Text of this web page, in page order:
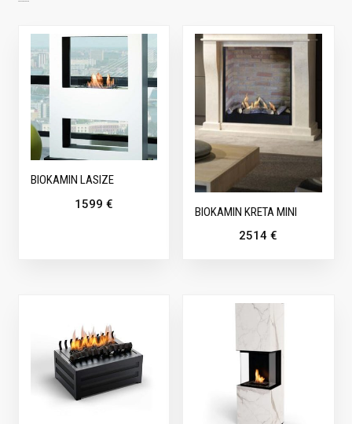
BIOKAMIN LASIZE
1599 €
BIOKAMIN KRETA MINI
2514€